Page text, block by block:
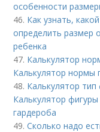
особенности
46. Как узнать,
определить
ребенка
47. Калькулятор
Калькулятор нормы
48. Калькулятор
Калькулятор
гардероба
49.Сколько надо